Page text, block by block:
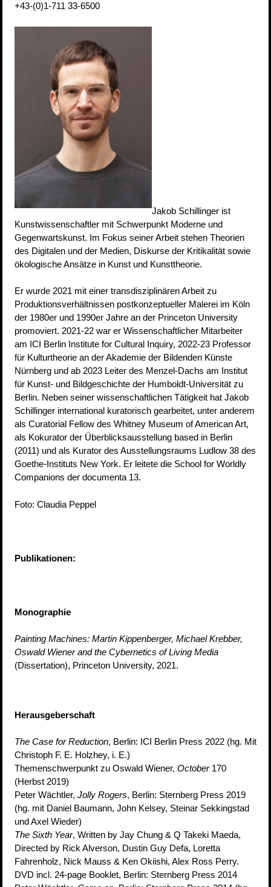
+43-(0)1-711 33-6500
Jakob Schillinger ist
Kunstwissenschaftler mit Schwerpunkt Moderne und
Gegenwartskunst. Im Fokus seiner Arbeit stehen Theorien
des Digitalen und der Medien, Diskurse der Kritikalität sowie
ökologische Ansätze in Kunst und Kunsttheorie.
Er wurde 2021 mit einer transdisziplinären Arbeit zu
Produktionsverhältnissen postkonzeptueller Malerei im Köln
der 1980er und 1990er Jahre an der Princeton University
promoviert. 2021-22 war er Wissenschaftlicher Mitarbeiter
am ICI Berlin Institute for Cultural Inquiry, 2022-23 Professor
für Kulturtheorie an der Akademie der Bildenden Künste
Nürnberg und ab 2023 Leiter des Menzel-Dachs am Institut
für Kunst- und Bildgeschichte der Humboldt-Universität zu
Berlin. Neben seiner wissenschaftlichen Tätigkeit hat Jakob
Schillinger international kuratorisch gearbeitet, unter anderem
als Curatorial Fellow des Whitney Museum of American Art,
als Kokurator der Überblicksausstellung based in Berlin
(2011) und als Kurator des Ausstellungsraums Ludlow 38 des
Goethe-Instituts New York. Er leitete die School for Worldly
Companions der documenta 13.
Foto: Claudia Peppel
Publikationen:
Monographie
Painting Machines: Martin Kippenberger, Michael Krebber,
Oswald Wiener and the Cybernetics of Living Media
(Dissertation), Princeton University, 2021.
Herausgeberschaft
The Case for Reduction, Berlin: ICI Berlin Press 2022 (hg. Mit
Christoph F. E. Holzhey, i. E.)
Themenschwerpunkt zu Oswald Wiener, October170
(Herbst 2019)
Peter Wächtler, Jolly Rogers, Berlin: Sternberg Press 2019
(hg. mit Daniel Baumann, John Kelsey, Steinar Sekkingstad
und Axel Wieder)
The Sixth Year, Written by Jay Chung & Q Takeki Maeda,
Directed by Rick Alverson, Dustin Guy Defa, Loretta
Fahrenholz, Nick Mauss & Ken Okiishi, Alex Ross Perry.
DVD incl. 24-page Booklet, Berlin: Sternberg Press 2014